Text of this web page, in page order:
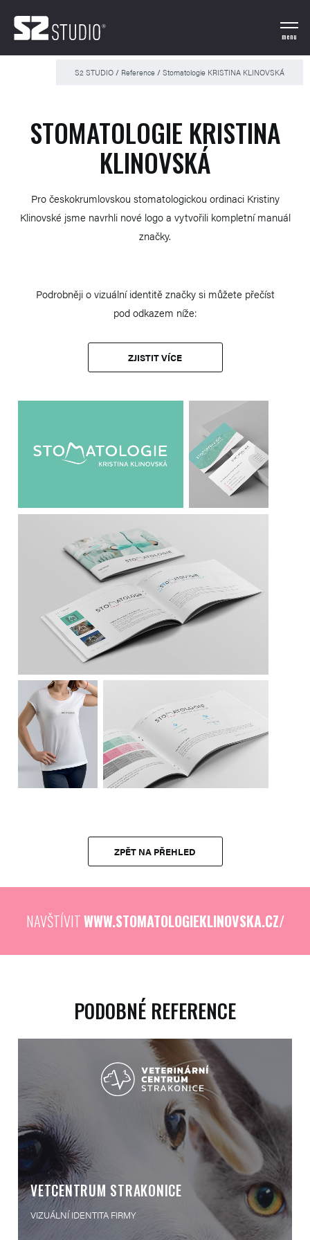
menu
S2 STUDIO / Reference / Stomatologie KRISTINA KLINOVSKÁ
STOMATOLOGIE KRISTINA
KLINOVSKÁ
Pro českokrumlovskou stomatologickou ordinaci Kristiny
Klinovské jsme navrhli nové logo a vytvořili kompletní manuál
značky.
Podrobněji o vizuální identitě značky si můžete přečíst
pod odkazem níže:
ZJISTIT VÍCE
ZPĚT NA PŘEHLED
NAVŠTÍVITWWW.STOMATOLOGIEKLINOVSKA.CZ/
PODOBNÉ REFERENCE
VETCENTRUM STRAKONICE
VIZUÁLNÍ IDENTITA FIRMY